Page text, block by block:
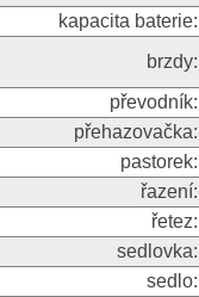
kapacita baterie:
brzdy:
převodník:
přehazovačka:
pastorek:
řazení:
řetez:
sedlovka:
sedlo: